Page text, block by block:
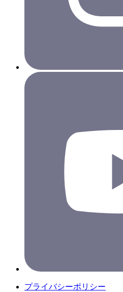
プライバシーポリシー